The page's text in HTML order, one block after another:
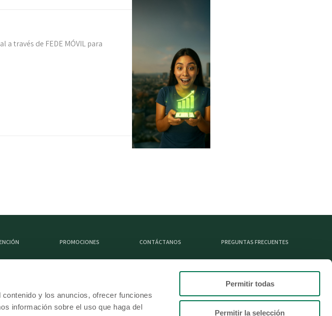
y los anuncios, ofrecer funciones
información sobre el uso que haga del
Permitir todas
Permitir la selección
través de FEDE MÓVIL para
PROMOCIONES CONTÁCTANOS PREGUNTAS FRECUENTES